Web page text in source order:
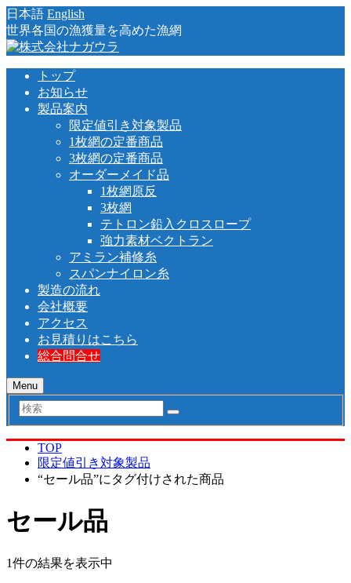
日本語 English
世界各国の漁獲量を高めた漁網
トップ
お知らせ
製品案内
限定値引き対象製品
1枚網の定番商品
3枚網の定番商品
オーダーメイド品
1枚網原反
3枚網
テトロン鉛入クロスロープ
強力素材ベクトラン
アミラン補修糸
スパンナイロン糸
製造の流れ
会社概要
アクセス
お見積りはこちら
総合問合せ
Menu
検
索
TOP
限定値引き対象製品
“セール品”にタグ付けされた商品
セール品
1件の結果を表示中